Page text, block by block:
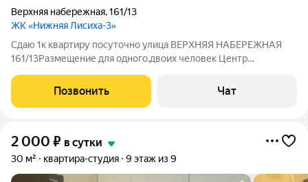
Верхняя набережная,161/13
ЖК «Нижняя Лисиха-3»
Сдаю 1к квартиру посуточно улица ВЕРХНЯЯ НАБЕРЕЖНАЯ
161/13Размещение для одного,двоих человек Центр
Квартира студия, сделан свежий ремонт, не прокуренная,
чистая аккуратная мебель и бытовая
Позвонить Чат
2 000 ₽ в сутки
30 м² квартира-студия 9 этаж из 9